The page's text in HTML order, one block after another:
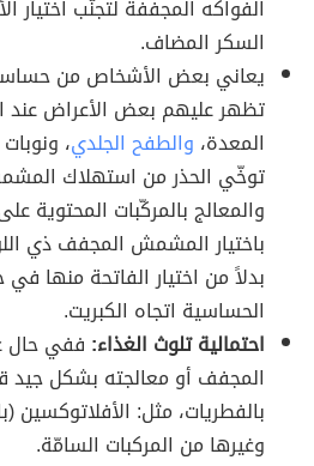
الفواكه المجففة لتجنّب اختيار
السكر المضاف.
يعاني بعض الأشخاص من
تظهر عليهم بعض الأعراض عند
المعدة، والطفح الجلدي،
توخّي الحذر من استهلاك
والمعالج بالمركّبات المحتوية
باختيار المشمش المجفف ذي
بدلاً من اختيار الفاتحة منها في
الحساسية اتجاه الكبريت.
احتمالية تلوث الغذاء: ففي حال
المجفف أو معالجته بشكل جيد
وغيرها من المركبات السامّة.